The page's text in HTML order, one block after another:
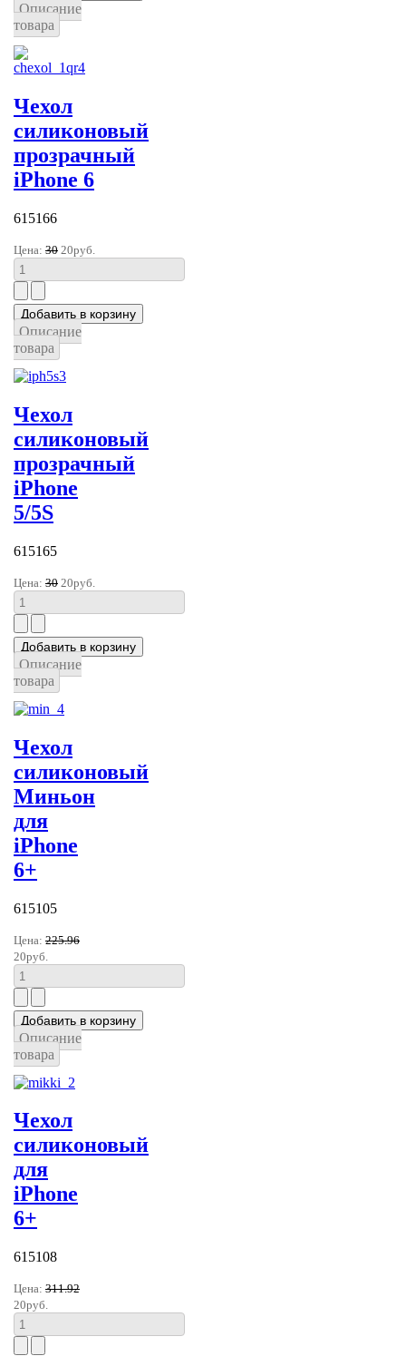
Описание
товара
Чехол
силиконовый
прозрачный
iPhone 6
615166
Цена: 30 20руб.
Описание
товара
Чехол
силиконовый
прозрачный
iPhone
5/5S
615165
Цена: 30 20руб.
Описание
товара
Чехол
силиконовый
Миньон
для
iPhone
6+
615105
Цена: 225.96
20руб.
Описание
товара
Чехол
силиконовый
для
iPhone
6+
615108
Цена: 311.92
20руб.